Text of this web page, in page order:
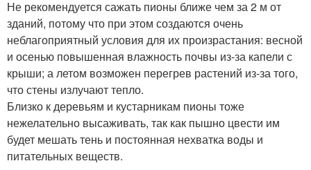
Не рекомендуется сажать пионы ближе чем за 2 м от
зданий, потому что при этом создаются очень
неблагоприятный условия для их произрастания: весной
и осенью повышенная влажность почвы из-за капели с
крыши; а летом возможен перегрев растений из-за того,
что стены излучают тепло.
Близко к деревьям и кустарникам пионы тоже
нежелательно высаживать, так как пышно цвести им
будет мешать тень и постоянная нехватка воды и
питательных веществ.